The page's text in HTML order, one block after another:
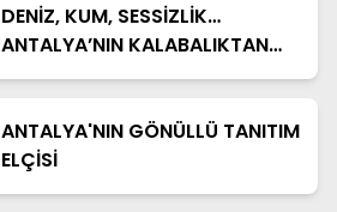
DENİZ, KUM, SESSİZLİK…
ANTALYA’NIN KALABALIKTAN
UZAK 5 CENNETİ
ANTALYA'NIN GÖNÜLLÜ TANITIM
ELÇİSİ